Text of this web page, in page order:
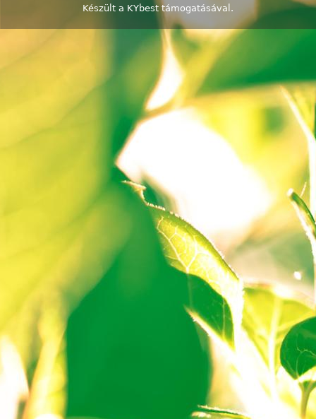
Készült a KYbest támogatásával.